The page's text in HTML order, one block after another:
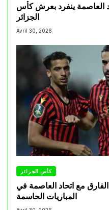
العاصمة ينفرد بعرش كأس
الجزائر
Avril 30, 2026
كأس الجزائر
مع اتحاد العاصمة في
المباريات الحاسمة